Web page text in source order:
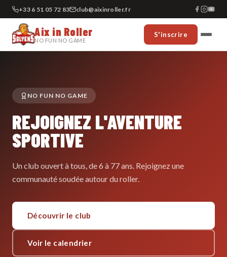
+33 6 51 05 72 83 club@aixinroller.fr
Aix in Roller
NO FUN NO GAME
S'inscrire
NO FUN NO GAME
REJOIGNEZ L'AVENTURE
SPORTIVE
Un club ouvert à tous, de 6 à 77 ans. Rejoignez une
communauté soudée autour du roller.
Découvrir le club
Voir le calendrier